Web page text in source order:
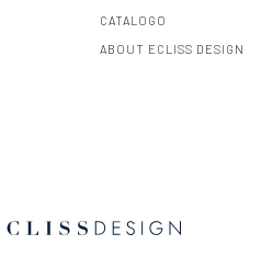
CATALOGO
ABOUT ECLISS DESIGN